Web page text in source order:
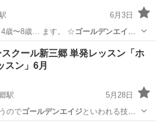
6月3日
（4歳〜8歳… ます。 ☆ ゴールデンエイジ
デンエイジ#ゴールデン…
空手/他格闘技 キックボクシング
クール新三郷 単発レッスン「ホ
スン」6月
駅
5月28日
のでゴールデンエイジといわれる技術